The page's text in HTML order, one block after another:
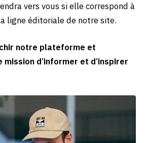
vers vous si elle correspond à
ligne éditoriale de notre site.
notre plateforme et
d’informer et d’inspirer